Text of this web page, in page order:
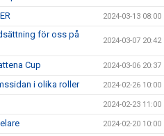
2024-03-13 08:00
för oss på
2024-03-07 20:42
Cup 2024-03-06 20:37
i olika roller 2024-02-26 10:00
2024-02-23 11:00
2024-02-20 10:00